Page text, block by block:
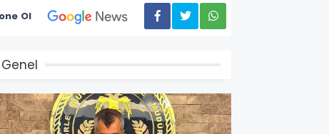
Ol
Genel